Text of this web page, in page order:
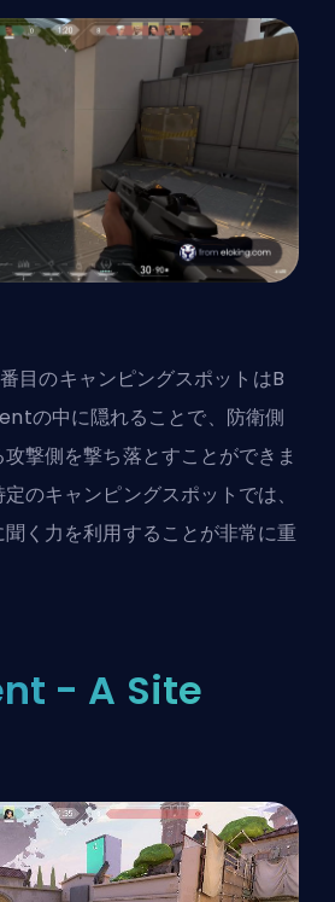
目のキャンピングスポットはB
の中に隠れることで、防衛側
撃側を撃ち落とすことができま
のキャンピングスポットでは、
く力を利用することが非常に重
- A Site